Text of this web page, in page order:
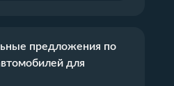
предложения по
для